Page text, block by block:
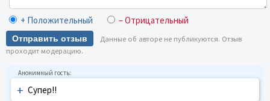
+ Положительный – Отрицательный
Отправить отзыв
Данные об авторе не публикуются. Отзыв
проходит модерацию.
+ Супер!!